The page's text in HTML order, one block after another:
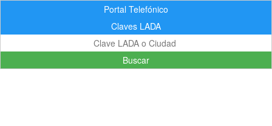
Portal Telefónico
Claves LADA
Buscar